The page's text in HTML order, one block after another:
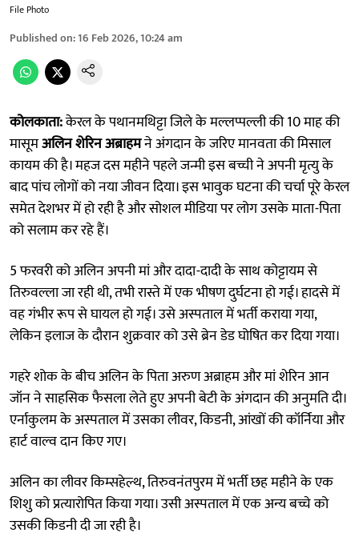
File Photo
Published on:16 Feb 2026, 10:24 am
कोलकाता:केरल के पथानमथिट्टा जिले के मल्लप्पल्ली की 10 माह की
मासूमअलिन शेरिन अब्राहमने अंगदान के जरिए मानवता की मिसाल
कायम की है। महज दस महीने पहले जन्मी इस बच्ची ने अपनी मृत्यु के
बाद पांच लोगों को नया जीवन दिया। इस भावुक घटना की चर्चा पूरे केरल
समेत देशभर में हो रही है और सोशल मीडिया पर लोग उसके माता-पिता
को सलाम कर रहे हैं।
5 फरवरी को अलिन अपनी मां और दादा-दादी के साथ कोट्टायम से
तिरुवल्ला जा रही थी, तभी रास्ते में एक भीषण दुर्घटना हो गई। हादसे में
वह गंभीर रूप से घायल हो गई। उसे अस्पताल में भर्ती कराया गया,
लेकिन इलाज के दौरान शुक्रवार को उसे ब्रेन डेड घोषित कर दिया गया।
गहरे शोक के बीच अलिन के पिता अरुण अब्राहम और मां शेरिन आन
जॉन ने साहसिक फैसला लेते हुए अपनी बेटी के अंगदान की अनुमति दी।
एर्नाकुलम के अस्पताल में उसका लीवर, किडनी, आंखों की कॉर्निया और
हार्ट वाल्व दान किए गए।
अलिन का लीवर किम्सहेल्थ, तिरुवनंतपुरम में भर्ती छह महीने के एक
शिशु को प्रत्यारोपित किया गया। उसी अस्पताल में एक अन्य बच्चे को
उसकी किडनी दी जा रही है।